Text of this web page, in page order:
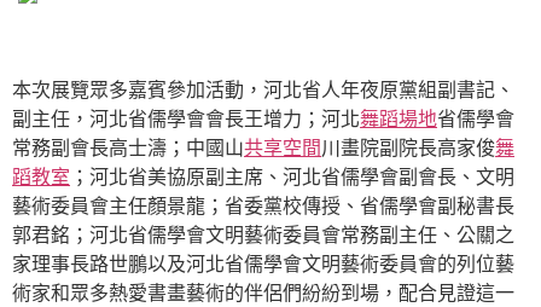
本次展覽眾多嘉賓參加活動，河北省人年夜原黨組副書記、
副主任，河北省儒學會會長王增力；河北舞蹈場地省儒學會
常務副會長高士濤；中國山共享空間川畫院副院長高家俊舞
蹈教室 ；河北省美協原副主席、河北省儒學會副會長、文明
藝術委員會主任顏景龍；省委黨校傳授、省儒學會副秘書長
郭君銘；河北省儒學會文明藝術委員會常務副主任、公關之
家理事長路世鵬以及河北省儒學會文明藝術委員會的列位藝
術家和眾多熱愛書畫藝術的伴侶們紛紛到場，配合見證這一